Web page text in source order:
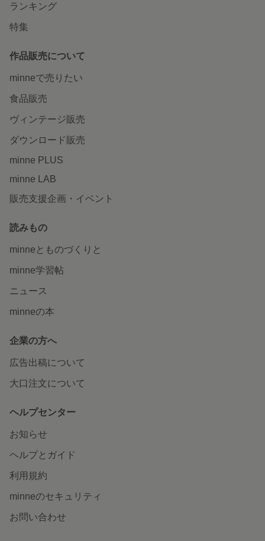
ランキング
特集
作品販売について
minneで売りたい
食品販売
ヴィンテージ販売
ダウンロード販売
minne PLUS
minne LAB
販売支援企画・イベント
読みもの
minneとものづくりと
minne学習帖
ニュース
minneの本
企業の方へ
広告出稿について
大口注文について
ヘルプセンター
お知らせ
ヘルプとガイド
利用規約
minneのセキュリティ
お問い合わせ